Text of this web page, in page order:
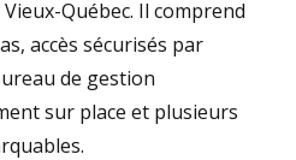
Québec. Il comprend
accès sécurisés par
de gestion
sur place et plusieurs